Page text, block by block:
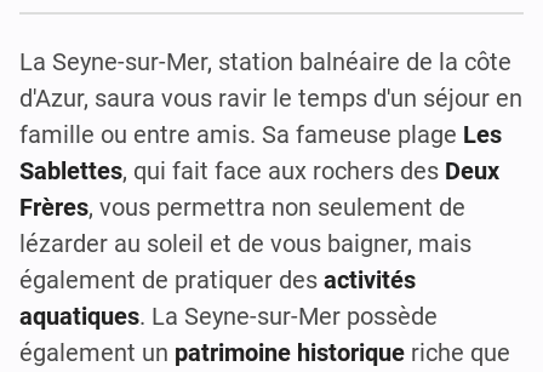
La Seyne-sur-Mer, station balnéaire de la côte
d'Azur, saura vous ravir le temps d'un séjour en
famille ou entre amis. Sa fameuse plage Les
Sablettes, qui fait face aux rochers des Deux
Frères, vous permettra non seulement de
lézarder au soleil et de vous baigner, mais
également de pratiquer des activités
aquatiques. La Seyne-sur-Mer possède
également un patrimoine historique riche que